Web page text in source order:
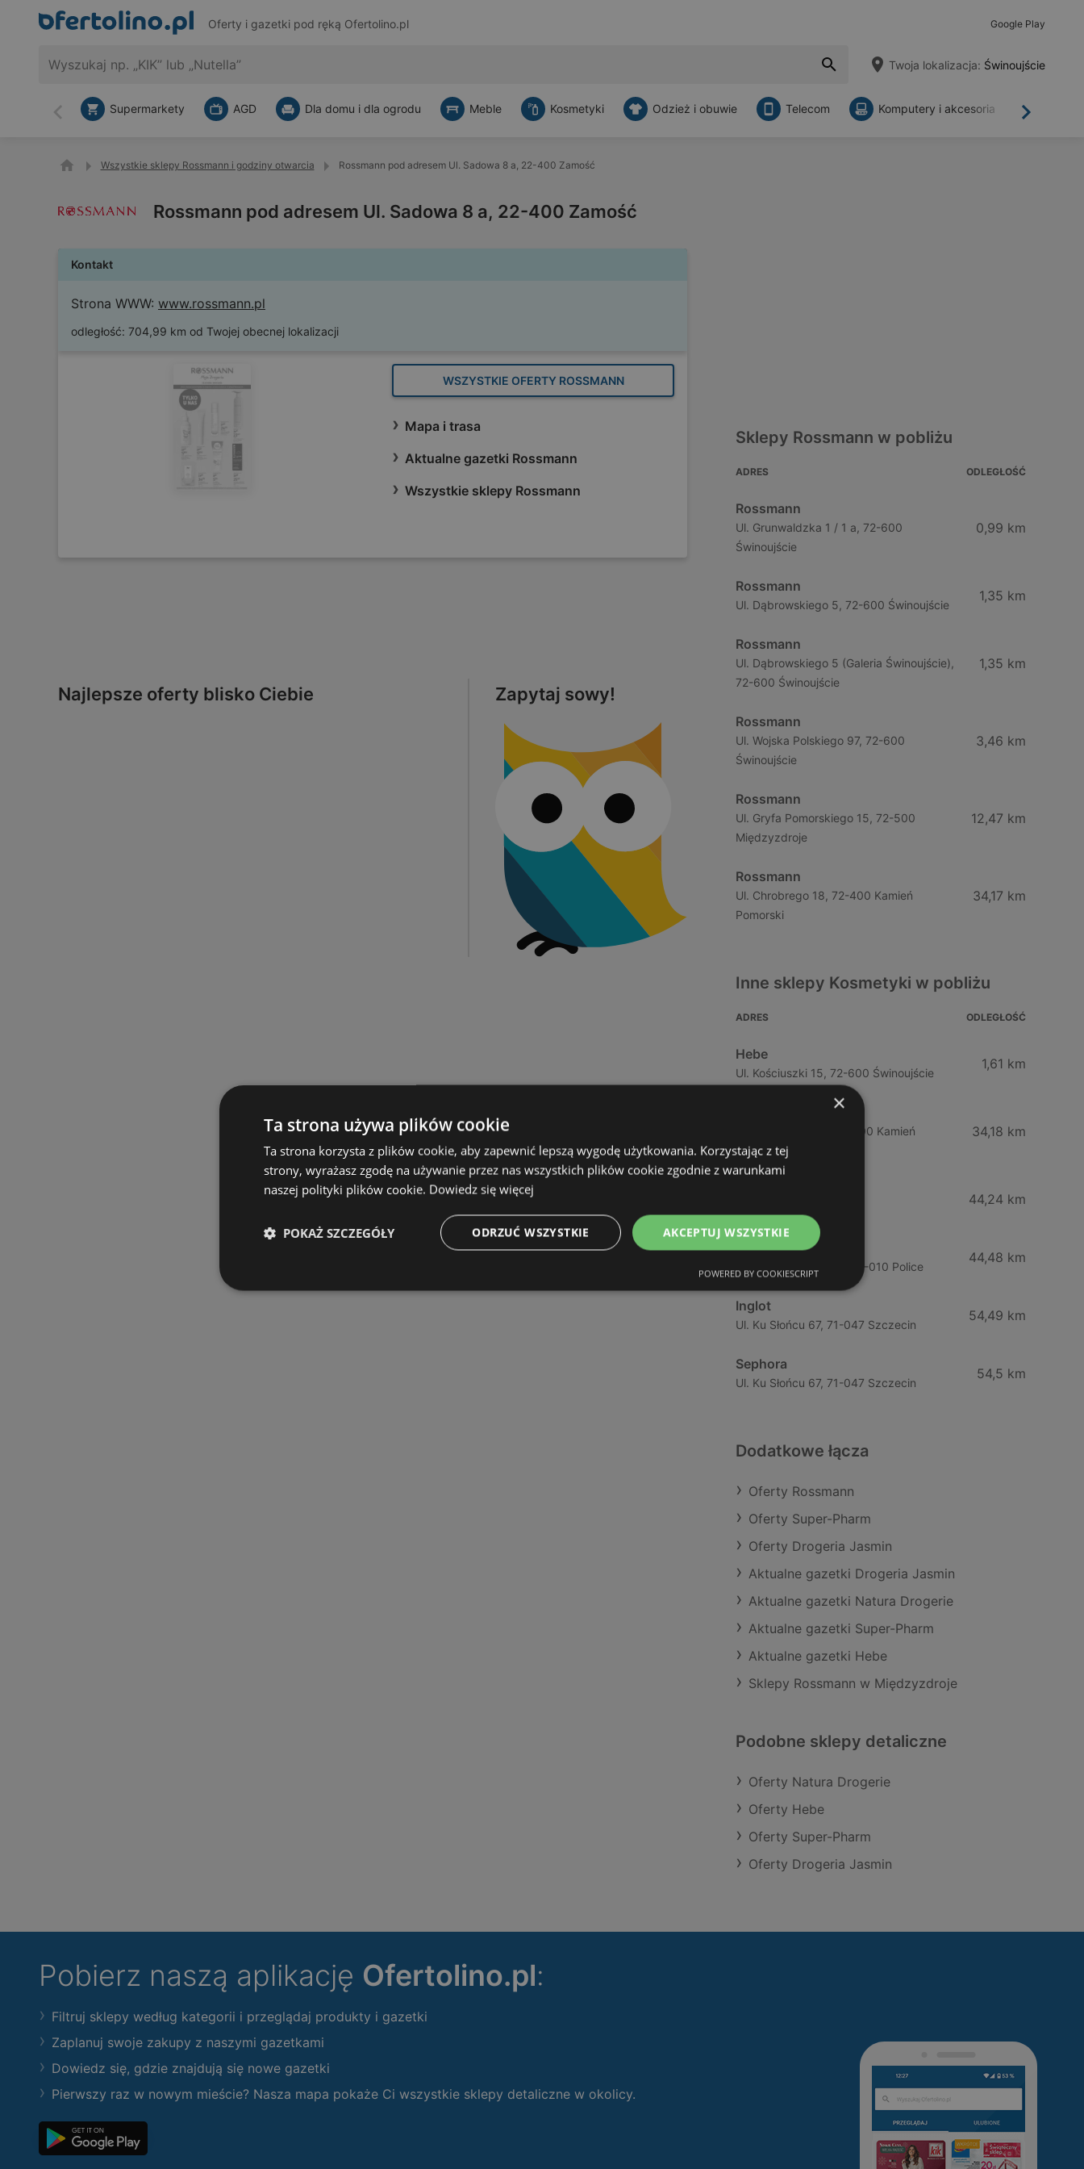
Oferty i gazetki pod ręką Ofertolino.pl Google Play
Twoja lokalizacja: Świnoujście
Wstecz Dalej
Supermarkety AGD Dla domu i dla ogrodu Meble Kosmetyki Odzież i obuwie Telecom Komputery i akcesoria
Wszystkie sklepy Rossmann i godziny otwarcia Rossmann pod adresem Ul. Sadowa 8 a, 22-400 Zamość
Rossmann pod adresem Ul. Sadowa 8 a, 22-400 Zamość
Kontakt
Strona WWW: www.rossmann.pl
odległość: 704,99 km od Twojej obecnej lokalizacji
WSZYSTKIE OFERTY ROSSMANN
Mapa i trasa
Aktualne gazetki Rossmann
Wszystkie sklepy Rossmann
Najlepsze oferty blisko Ciebie Zapytaj sowy!
Sklepy Rossmann w pobliżu
ADRES ODLEGŁOŚĆ
Rossmann
Ul. Grunwaldzka 1 / 1 a, 72-600
Świnoujście
0,99 km
Rossmann
Ul. Dąbrowskiego 5, 72-600 Świnoujście
1,35 km
Rossmann
Ul. Dąbrowskiego 5 (Galeria Świnoujście),
72-600 Świnoujście
1,35 km
Rossmann
Ul. Wojska Polskiego 97, 72-600
Świnoujście
3,46 km
Rossmann
Ul. Gryfa Pomorskiego 15, 72-500
Międzyzdroje
12,47 km
Rossmann
Ul. Chrobrego 18, 72-400 Kamień
Pomorski
34,17 km
Inne sklepy Kosmetyki w pobliżu
ADRES ODLEGŁOŚĆ
Hebe
Ul. Kościuszki 15, 72-600 Świnoujście
1,61 km
Drogeria Jasmin
Ul. Mickiewicza 4, 72-400 Kamień
Pomorski
34,18 km
44,24 km
Jawa Drogerie
Ul. Piłsudskiego 12/2, 72-010 Police
44,48 km
Inglot
Ul. Ku Słońcu 67, 71-047 Szczecin
54,49 km
Sephora
Ul. Ku Słońcu 67, 71-047 Szczecin
54,5 km
Dodatkowe łącza
Oferty Rossmann
Oferty Super-Pharm
Oferty Drogeria Jasmin
Aktualne gazetki Drogeria Jasmin
Aktualne gazetki Natura Drogerie
Aktualne gazetki Super-Pharm
Aktualne gazetki Hebe
Sklepy Rossmann w Międzyzdroje
Podobne sklepy detaliczne
Oferty Natura Drogerie
Oferty Hebe
Oferty Super-Pharm
Oferty Drogeria Jasmin
Pobierz naszą aplikację Ofertolino.pl:
Filtruj sklepy według kategorii i przeglądaj produkty i gazetki
Zaplanuj swoje zakupy z naszymi gazetkami
Dowiedz się, gdzie znajdują się nowe gazetki
Pierwszy raz w nowym mieście? Nasza mapa pokaże Ci wszystkie sklepy detaliczne w okolicy.
×
Ta strona używa plików cookie
Ta strona korzysta z plików cookie, aby zapewnić lepszą wygodę użytkowania. Korzystając z tej
strony, wyrażasz zgodę na używanie przez nas wszystkich plików cookie zgodnie z warunkami
naszej polityki plików cookie. Dowiedz się więcej
AKCEPTUJ WSZYSTKIE
ODRZUĆ WSZYSTKIE
POKAŻ SZCZEGÓŁY
POWERED BY COOKIESCRIPT